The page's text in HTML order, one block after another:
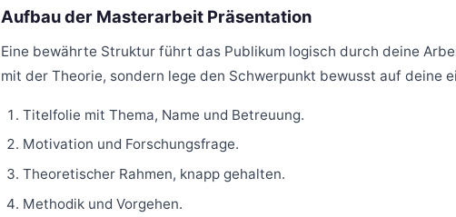
Aufbau der Masterarbeit Präsentation
Eine bewährte Struktur führt das Publikum logisch durch deine
mit der Theorie, sondern lege den Schwerpunkt bewusst auf deine
Titelfolie mit Thema, Name und Betreuung.
Motivation und Forschungsfrage.
Theoretischer Rahmen, knapp gehalten.
Methodik und Vorgehen.